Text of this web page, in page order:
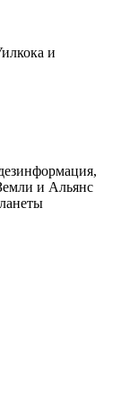
и
и Альянс